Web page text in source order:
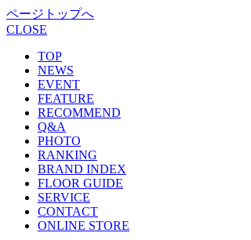
ページトップへ
CLOSE
TOP
NEWS
EVENT
FEATURE
RECOMMEND
Q&A
PHOTO
RANKING
BRAND INDEX
FLOOR GUIDE
SERVICE
CONTACT
ONLINE STORE